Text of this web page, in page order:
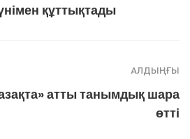
құттықтады
АЛДЫҢҒЫ
атты танымдық шара
өтті